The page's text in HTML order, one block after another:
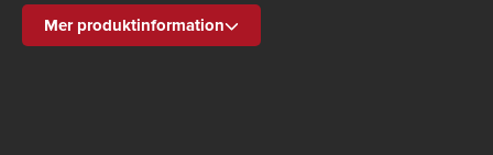
Mer produktinformation